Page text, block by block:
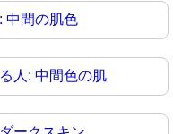
中間の肌色
人: 中間色の肌